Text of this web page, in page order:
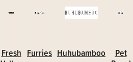
Fresh Furries Huhubamboo
Pet